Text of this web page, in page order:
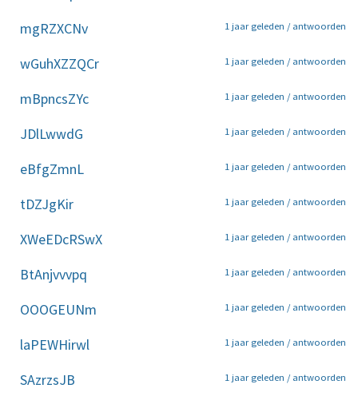
mgRZXCNv 1 jaar geleden / antwoorden
wGuhXZZQCr 1 jaar geleden / antwoorden
mBpncsZYc 1 jaar geleden / antwoorden
JDlLwwdG 1 jaar geleden / antwoorden
eBfgZmnL 1 jaar geleden / antwoorden
tDZJgKir 1 jaar geleden / antwoorden
XWeEDcRSwX 1 jaar geleden / antwoorden
BtAnjvvvpq 1 jaar geleden / antwoorden
OOOGEUNm 1 jaar geleden / antwoorden
laPEWHirwl 1 jaar geleden / antwoorden
SAzrzsJB 1 jaar geleden / antwoorden